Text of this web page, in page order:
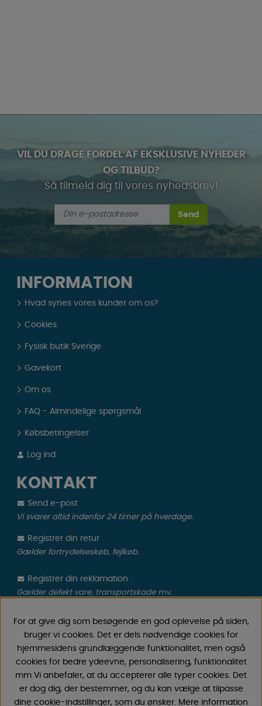
VIL DU DRAGE FORDEL AF EKSKLUSIVE NYHEDER
OG TILBUD?
Så tilmeld dig til vores nyhedsbrev!
Send
INFORMATION
Hvad synes vores kunder om os?
Cookies
Fysisk butik Sverige
Gavekort
Om os
FAQ - Almindelige spørgsmål
Købsbetingelser
Log ind
KONTAKT
Send e-post
Vi svarer altid indenfor 24 timer på hverdage.
Registrer din retur
Gælder fortrydelseskøb, fejlkøb.
Registrer din reklamation
Gælder defekt vare, transportskade mv.
CAMPMARKET
Vi har oparbejdet stor erfaring med campingvogne &
autocamper tilbehør gennem årene, fordi vi har
forhandlet campingvogne & autocampere samt
reservedele og tilbehør til disse siden 1968. Vi tilbyder et
bredt udvalg af forskellige varer inden for camping &
For at give dig som besøgende en god oplevelse på siden,
bruger vi cookies. Det er dels nødvendige cookies for
hjemmesidens grundlæggende funktionalitet, men også
cookies for bedre ydeevne, personalisering, funktionalitet
mm Vi anbefaler, at du accepterer alle typer cookies. Det
er dog dig, der bestemmer, og du kan vælge at tilpasse
dine cookie-indstillinger, som du ønsker. Mere information